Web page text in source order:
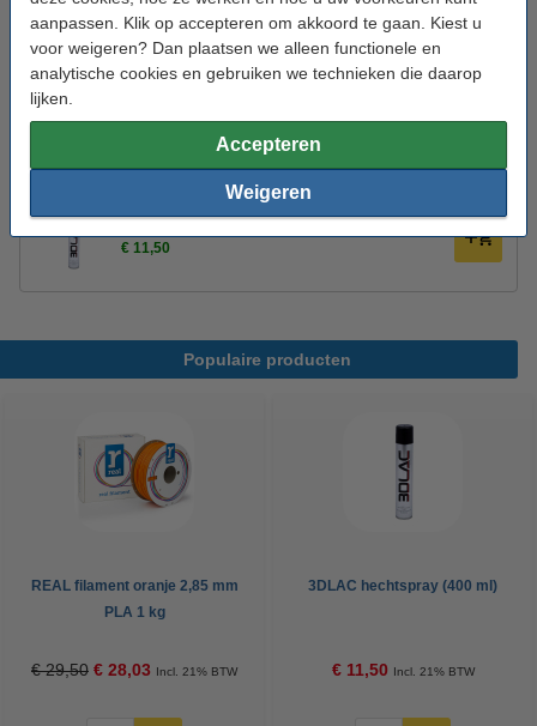
aanpassen. Klik op accepteren om akkoord te gaan. Kiest u
voor weigeren? Dan plaatsen we alleen functionele en
analytische cookies en gebruiken we technieken die daarop
lijken.
Accepteren
Weigeren
30% korting:
€ 41,65 Bestellen
Direct meebestellen
3D print nabewerking set
€ 11,50
Populaire producten
REAL filament oranje 2,85 mm
PLA 1 kg
€ 29,50 € 28,03 Incl. 21% BTW
3DLAC hechtspray (400 ml)
€ 11,50 Incl. 21% BTW